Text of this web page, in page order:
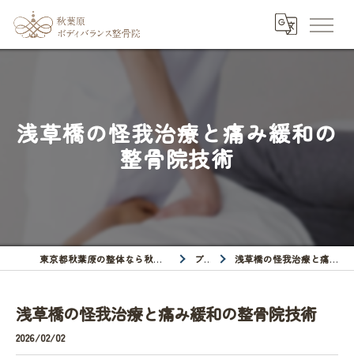
浅草橋の怪我治療と痛み緩和の
整骨院技術
東京都秋葉原の整体なら秋葉原ボディバランス整骨院 ブログ 浅草橋の怪我治療と痛み緩和の整骨院技術
浅草橋の怪我治療と痛み緩和の整骨院技術
2026/02/02